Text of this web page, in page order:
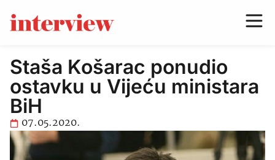
Staša Košarac ponudio
ostavku u Vijeću ministara
BiH
07.05.2020.